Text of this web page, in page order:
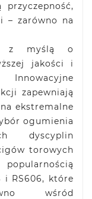
– zarówno na
z myślą o
jakości i
zapewniają
ekstremalne
ogumienia
dyscyplin
torowych
i RS606, które
wśród